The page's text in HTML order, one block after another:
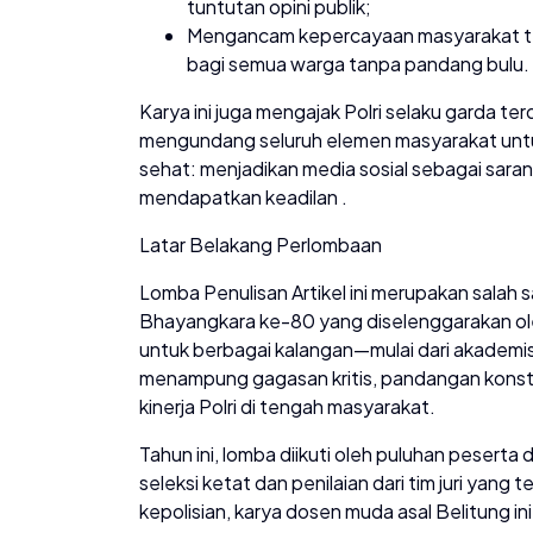
tuntutan opini publik;
Mengancam kepercayaan masyarakat
bagi semua warga tanpa pandang bulu.
Karya ini juga mengajak Polri selaku garda
mengundang seluruh elemen masyarakat
sehat: menjadikan media sosial sebagai
mendapatkan keadilan .
Latar Belakang Perlombaan
Lomba Penulisan Artikel ini merupakan
Bhayangkara ke-80 yang diselenggarakan
untuk berbagai kalangan—mulai dari
menampung gagasan kritis, pandangan
kinerja Polri di tengah masyarakat.
Tahun ini, lomba diikuti oleh puluhan peserta
seleksi ketat dan penilaian dari tim juri yang
kepolisian, karya dosen muda asal Belitung